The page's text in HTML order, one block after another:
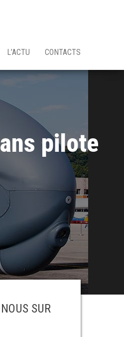
L’ACTU CONTACTS
pilote
SUR